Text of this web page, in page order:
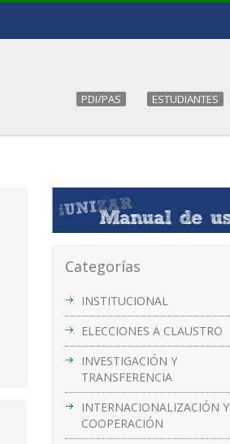
PDI/PAS ESTUDIANTES
Categorías
INSTITUCIONAL
ELECCIONES A CLAUSTRO
INVESTIGACIÓN Y
TRANSFERENCIA
INTERNACIONALIZACIÓN Y
COOPERACIÓN